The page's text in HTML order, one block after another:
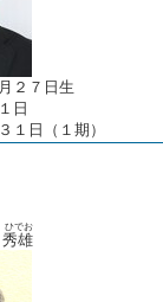
２７日生
日
１日（１期）
雄
でお